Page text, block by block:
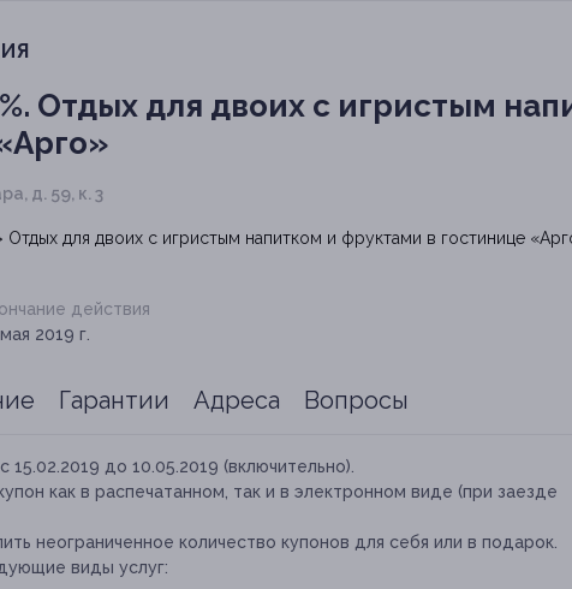
Отдых для двоих с игристым
д. 59, к. 3
действия
2019 г.
Гарантии Адреса Вопросы
с 15.02.2019 до 10.05.2019 (включительно).
как в распечатанном, так и в электронном виде (при заезде
неограниченное количество купонов для себя или в подарок.
виды услуг: